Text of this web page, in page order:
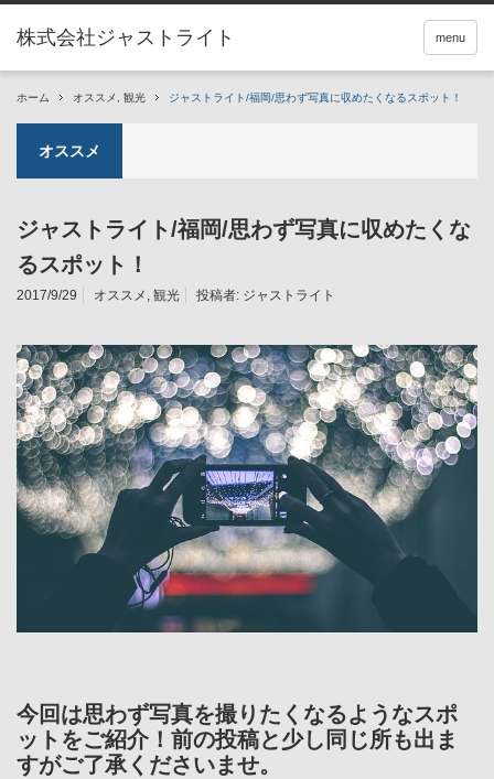
menu
ホーム オススメ 観光 ジャストライト/福岡/思わず写真に収めたくなるスポット！
オススメ
ジャストライト/福岡/思わず写真に収めたくな
るスポット！
2017/9/29 オススメ , 観光 投稿者: ジャストライト
今回は思わず写真を撮りたくなるようなスポ
ットをご紹介！前の投稿と少し同じ所も出ま
すがご了承くださいませ。